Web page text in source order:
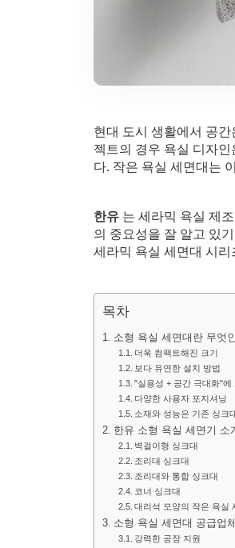
현대 도시 생활에서 공
젝트의 경우 욕실 디자
다. 작은 욕실 세면대는
한유 는 세라믹 욕실 제
의 중요성을 잘 알고 있
세라믹 욕실 세면대 시
목차
소형 욕실 세면대란 무엇
더욱 컴팩트해진 크기
보다 유연한 설치 방법
"실용성 + 공간 극대화"에
다양한 사용자 포지셔닝
소재와 성능은 기존 싱크
한유 소형 욕실 세면기 소
벽걸이형 싱크대
조리대 싱크대
조리대와 통합 싱크대
코너 싱크대
대리석 모양의 작은 욕실
소형 욕실 세면대 공급업
강력한 공장 지원